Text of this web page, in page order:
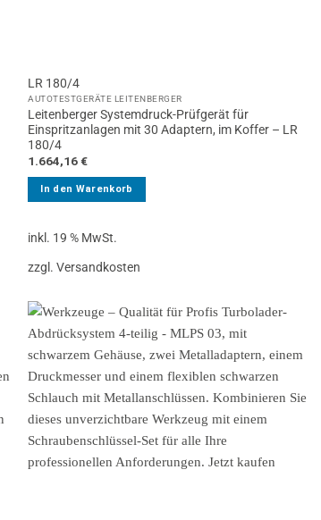
LR 180/4
AUTOTESTGERÄTE LEITENBERGER
Leitenberger Systemdruck-Prüfgerät für
Einspritzanlagen mit 30 Adaptern, im Koffer – LR
180/4
1.664,16€
In den Warenkorb
inkl. 19 % MwSt.
zzgl. Versandkosten